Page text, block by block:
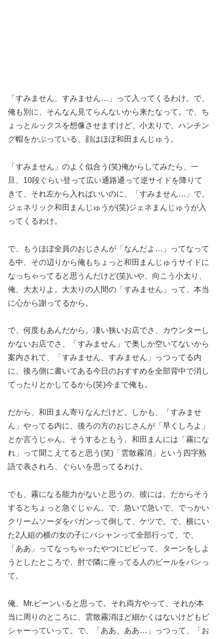
「すみません、すみません…」って入ってくるわけ。で、
俺も別に、そんなん見てらんないから来たなって。で、ち
ょっとルックスを想像させますけど、小太りで、ハンチン
グ帽をかぶっている、顔はほぼ和田まんじゅう。
「すみません」のよく似合う(笑)俺からしてみたら、一
旦、10段ぐらい登って広い通路通って逆サイドを降りて
きて、それ左から入ればいいのに、「すみません…」で、
ジェネリック和田まんじゅうが(笑)ジェネまんじゅうが入
ってくるわけ。
で、もうほぼ全員のおじさんが「なんだよ…」ってなって
る中、その辺りから俺もちょっと和田まんじゅうサイドに
なっちゃってると思うんだけど(笑)いや、向こう小太り、
俺、大太りよ。大太りの人間の「すみません」って、本当
に心から謝ってるから。
で、何度もあんだから。凄い狭いお店でさ、カウンターし
かないお店でさ、「すみません」で奥しか空いてないから
案内されて、「すみません、すみません」っつってる内
に、後ろ側に書いてある今日のおすすめを全部背中で消し
てったりとかしてるから(笑)今まで俺も。
だから、和田まん寄りなんだけど。しかも、「すみませ
ん」やってる内に、後ろの方のおじさんが「早くしろよ」
とか言うじゃん。そうするともう、和田まんには「霧にな
れ」って聞こえてると思う(笑)「雲散霧消」という四字熟
語で表されろ、ぐらいを思ってるわけ。
でも、霧になる能力がないと思うの、彼には。だからそう
するとちょっと急ぐじゃん。で、急いで急いで、でっかい
クリームソーダをバガンって倒して、ケツで。で、横にい
た2人組の横の女の子にバシャンって全部行って、で、
「ああ」ってなっちゃったやつにビビって、ターンをしよ
うとしたところで、肘で隣に座ってる人のビールをバンっ
て。
俺、Mr.ビーンいると思って。それ両方やって、それが本
当に周りのところに、雲散霧消ほど細かくはないけどもビ
シャーっていって。で、「ああ、ああ…」っつって、「お